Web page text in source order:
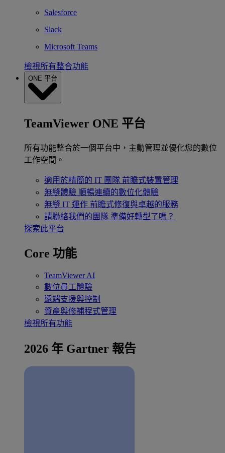
Salesforce
Slack
Microsoft Teams
檢視所有整合功能
ONE 平台
TeamViewer ONE 平台
所有功能整合於一個平台中，主動管理並優化您的數位
工作空間。
適用於精簡的 IT 團隊 前瞻式裝置管理
無縫體驗 順暢連續的數位化體驗
無縫 IT 運作 前瞻式修復與卓越的服務
請聯絡我們的團隊 準備好轉型了嗎？
探索此平台
Core 功能
TeamViewer AI
數位員工體驗
遠端支援與控制
資產與修補程式管理
檢視所有功能
2026 年 Gartner 報告